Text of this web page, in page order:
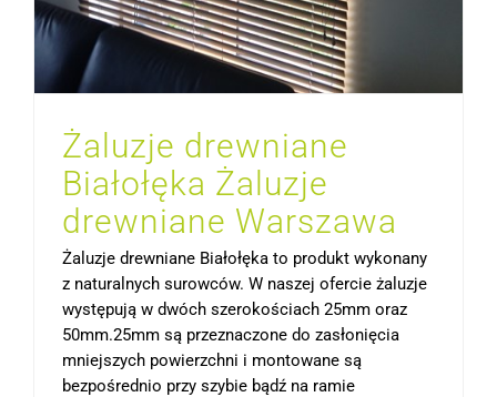
Żaluzje drewniane
Białołęka Żaluzje
drewniane Warszawa
Żaluzje drewniane Białołęka to produkt wykonany
z naturalnych surowców. W naszej ofercie żaluzje
występują w dwóch szerokościach 25mm oraz
50mm.25mm są przeznaczone do zasłonięcia
mniejszych powierzchni i montowane są
bezpośrednio przy szybie bądź na ramie